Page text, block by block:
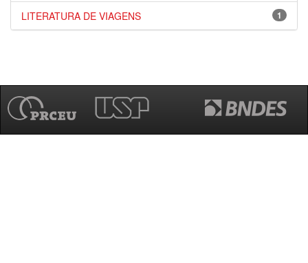
1
LITERATURA DE VIAGENS